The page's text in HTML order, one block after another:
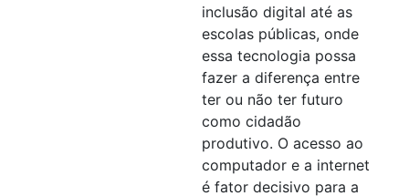
inclusão digital até as
escolas públicas, onde
essa tecnologia possa
fazer a diferença entre
ter ou não ter futuro
como cidadão
produtivo. O acesso ao
computador e a internet
é fator decisivo para a